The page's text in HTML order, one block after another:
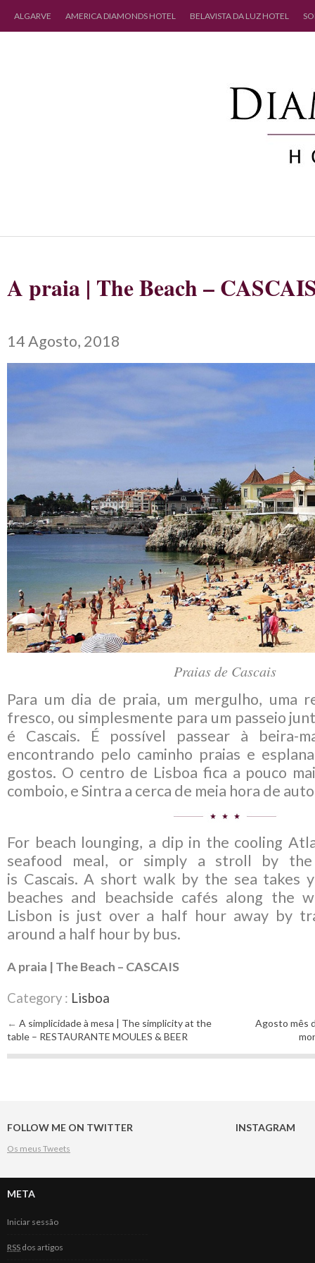
ALGARVE AMERICA DIAMONDS HOTEL BELAVISTA DA LUZ HOTEL
A praia | The Beach –
14 Agosto, 2018
Praias de Cascais
Para um dia de praia, um mergulho, uma
fresco, ou simplesmente para um passeio
é Cascais. É possível passear à beira-
encontrando pelo caminho praias e
gostos. O centro de Lisboa fica a pouco
comboio, e Sintra a cerca de meia hora de
For beach lounging, a dip in the cooling
seafood meal, or simply a stroll by
is Cascais. A short walk by the sea takes
beaches and beachside cafés along the
Lisbon is just over a half hour away by
around a half hour by bus.
A praia | The Beach – CASCAIS
Category : Lisboa
Post navigation
← A simplicidade à mesa | The simplicity at the
table – RESTAURANTE MOULES & BEER
Agosto mês
FOLLOW ME ON TWITTER
Os meus Tweets
INSTAGRAM
META
Iniciar sessão
RSS dos artigos